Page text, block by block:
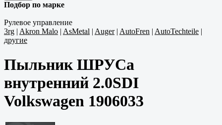
Подбор по марке
Рулевое управление
3rg | Akron Malo | AsMetal | Auger| AutoFren | AutoTechteile |
другие
Пыльник ШРУСа
внутренний 2.0SDI
Volkswagen 1906033